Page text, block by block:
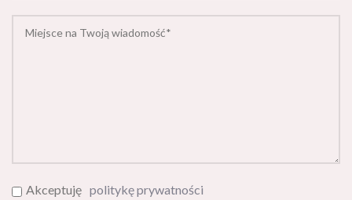
Akceptuję politykę prywatności